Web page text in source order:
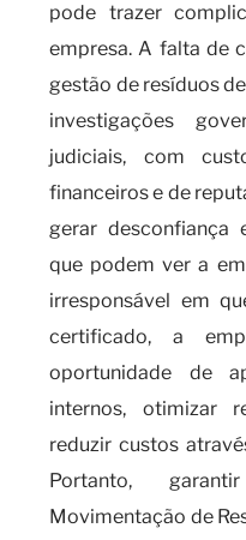
pode trazer
empresa. A falta de
gestão de resíduos
investigações
judiciais, com
financeiros e de
gerar desconfiança
que podem ver a
irresponsável em
certificado, a
oportunidade de
internos, otimizar
reduzir custos
Portanto,
Movimentação de